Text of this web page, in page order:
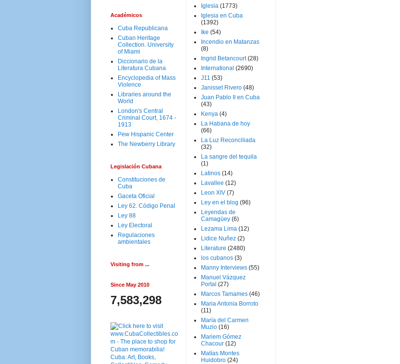
Académicos
Cuba Republicana
Cuban Heritage
Collection. University
of Miami
Diccionario de la
Literatura Cubana
Encyclopedia of Mass
Violence
Libraries around the
World
London's Central
Criminal Court, 1674 -
1913
Pew Hispanic Center
The Newberry Library
Legislación Cubana
Constituciones de
Cuba
Gaceta Oficial
Ley 62. Código Penal
Ley 88
Ley Electoral
Regulaciones
ambientales
Visiting from ...
Since May 2010
7,583,298
Iglesia (1773)
Iglesia en Cuba
(1392)
Ike (54)
Incendio en Matanzas
(8)
Ingrid Betancourt (28)
International (2690)
J11 (53)
Janisset Rivero (48)
Juan Pablo II en Cuba
(43)
Kenya (4)
La Habana de hoy
(66)
La Luz Reconciliada
(32)
La sangre del tequila
(1)
Latinos (14)
Lavallee (12)
Leon XIV (7)
Ley en el blog (96)
Leyendas de
Camagüey (6)
Lezama Lima (12)
Lidice Nuñez (2)
Literature (2480)
los cubanos (3)
Manny Interviews (55)
Manuel Vázquez
Portal (27)
Marcos Tamames (46)
Maria Antonia Borroto
(11)
María del Carmen
Muzio (16)
Mariem Gómez
Chacour (12)
Matías Montes
Huidobro (24)